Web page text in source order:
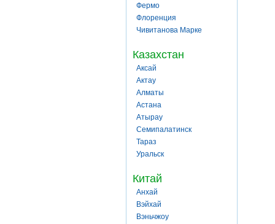
Фермо
Флоренция
Чивитанова Марке
Казахстан
Аксай
Актау
Алматы
Астана
Атырау
Семипалатинск
Тараз
Уральск
Китай
Анхай
Вэйхай
Вэньчжоу